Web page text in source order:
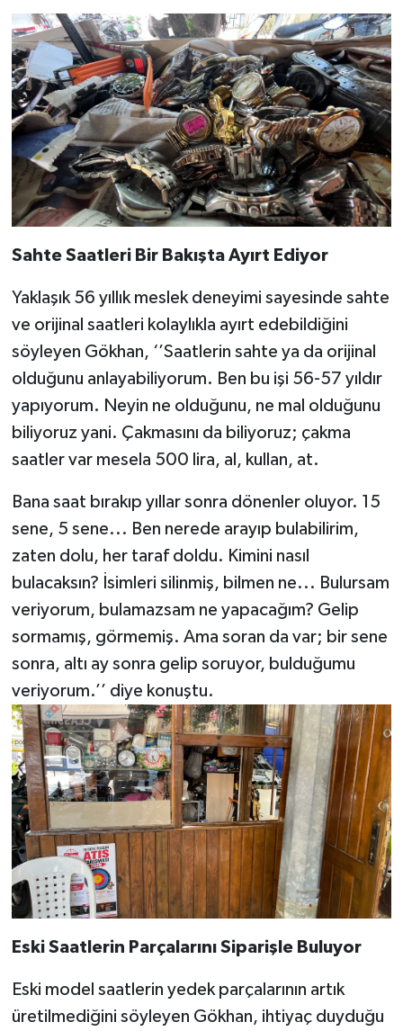
Sahte Saatleri Bir Bakışta Ayırt Ediyor
Yaklaşık 56 yıllık meslek deneyimi sayesinde sahte
ve orijinal saatleri kolaylıkla ayırt edebildiğini
söyleyen Gökhan, ‘’Saatlerin sahte ya da orijinal
olduğunu anlayabiliyorum. Ben bu işi 56-57 yıldır
yapıyorum. Neyin ne olduğunu, ne mal olduğunu
biliyoruz yani. Çakmasını da biliyoruz; çakma
saatler var mesela 500 lira, al, kullan, at.
Bana saat bırakıp yıllar sonra dönenler oluyor. 15
sene, 5 sene... Ben nerede arayıp bulabilirim,
zaten dolu, her taraf doldu. Kimini nasıl
bulacaksın? İsimleri silinmiş, bilmen ne... Bulursam
veriyorum, bulamazsam ne yapacağım? Gelip
sormamış, görmemiş. Ama soran da var; bir sene
sonra, altı ay sonra gelip soruyor, bulduğumu
veriyorum.’’ diye konuştu.
Eski Saatlerin Parçalarını Siparişle Buluyor
Eski model saatlerin yedek parçalarının artık
üretilmediğini söyleyen Gökhan, ihtiyaç duyduğu